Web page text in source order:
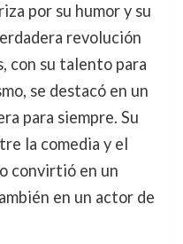
por su humor y su
revolución
con su talento para
se destacó en un
para siempre. Su
la comedia y el
convirtió en un
en un actor de